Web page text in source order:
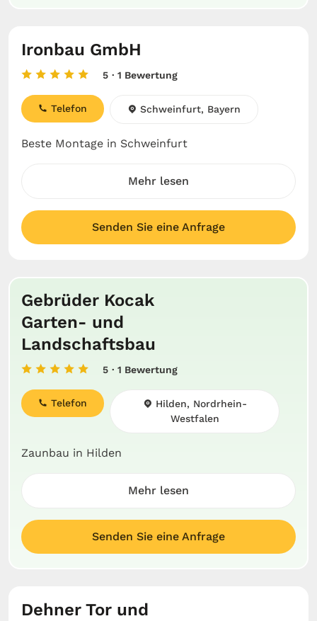
Ironbau GmbH
5 · 1 Bewertung
Beste Montage in Schweinfurt
Telefon Schweinfurt, Bayern
Mehr lesen
Senden Sie eine Anfrage
Gebrüder Kocak
Garten- und
Landschaftsbau
5 · 1 Bewertung
Zaunbau in Hilden
Telefon
Hilden, Nordrhein-
Westfalen
Mehr lesen
Senden Sie eine Anfrage
Dehner Tor und